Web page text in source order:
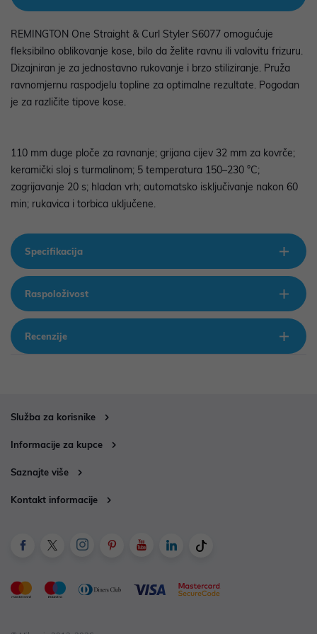
REMINGTON One Straight & Curl Styler S6077 omogućuje
fleksibilno oblikovanje kose, bilo da želite ravnu ili valovitu frizuru.
Dizajniran je za jednostavno rukovanje i brzo stiliziranje. Pruža
ravnomjernu raspodjelu topline za optimalne rezultate. Pogodan
je za različite tipove kose.
110 mm duge ploče za ravnanje; grijana cijev 32 mm za kovrče;
keramički sloj s turmalinom; 5 temperatura 150–230 °C;
zagrijavanje 20 s; hladan vrh; automatsko isključivanje nakon 60
min; rukavica i torbica uključene.
Specifikacija
Raspoloživost
Recenzije
Služba za korisnike
Informacije za kupce
Saznajte više
Kontakt informacije